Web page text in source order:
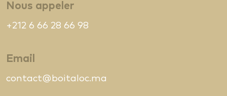
Nous appeler
+212 6 66 28 66 98
Email
contact@boitaloc.ma